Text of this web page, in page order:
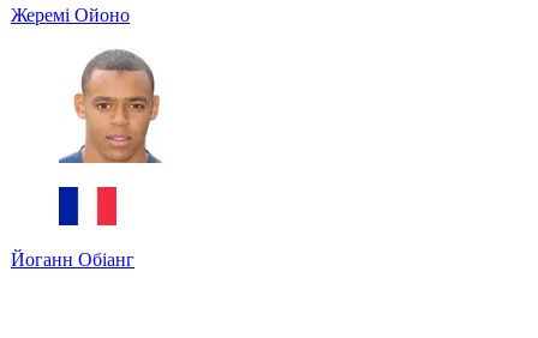
Жеремі Ойоно
Йоганн Обіанг